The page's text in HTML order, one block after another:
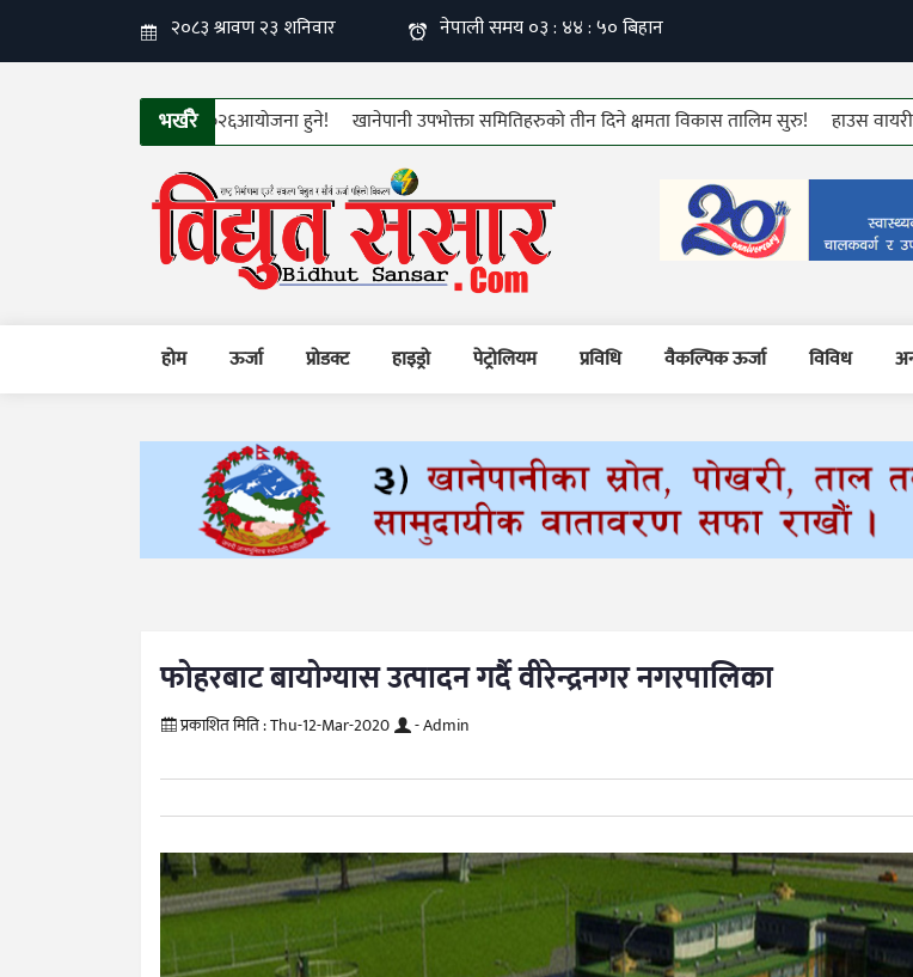
भर्खरै
फिन इलेक्ट्रो–टेक २०२६आयोजना हुने! खानेपानी उपभोक्ता समितिहरुको तीन दिने क्षमता विकास तालिम सुरु! हाउस वायरीङ्ग
होम ऊर्जा प्रोडक्ट हाइड्रो पेट्रोलियम प्रविधि वैकल्पिक ऊर्जा विविध
फोहरबाट बायोग्यास उत्पादन गर्दै वीरेन्द्रनगर नगरपालिका
प्रकाशित मिति :Thu-12-Mar-2020 - Admin